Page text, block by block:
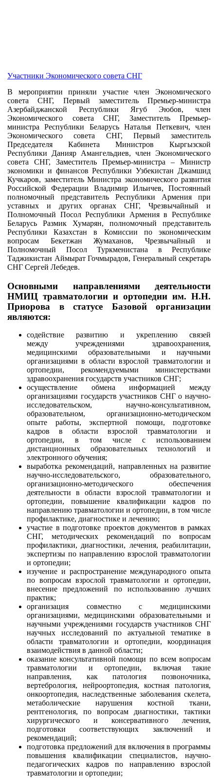
Участники Экономического совета СНГ
В мероприятии приняли участие член Экономического
совета СНГ, Первый заместитель Премьер-министра
Азербайджанской Республики Ягуб Эюбов, член
Экономического совета СНГ, Заместитель Премьер-
министра Республики Беларусь Наталья Петкевич, член
Экономического совета СНГ, Первый заместитель
Председателя Кабинета Министров Кыргызской
Республики Данияр Амангельдиев, член Экономического
совета СНГ, Заместитель Премьер-министра – Министр
экономики и финансов Республики Узбекистан Джамшид
Кучкаров, заместитель Министра экономического развития
Российской Федерации Владимир Ильичев, Постоянный
полномочный представитель Республики Армения при
уставных и других органах СНГ, Чрезвычайный и
Полномочный Посол Республики Армения в Республике
Беларусь Размик Хумарян, полномочный представитель
Республики Казахстан в Комиссии по экономическим
вопросам Бекетжан Жумаханов, Чрезвычайный и
Полномочный Посол Туркменистана в Республике
Таджикистан Аймырат Гочмырадов, Генеральный секретарь
СНГ Сергей Лебедев.
Основными направлениями деятельности
НМИЦ травматологии и ортопедии им. Н.Н.
Приорова в статусе Базовой организации
являются:
содействие развитию и укреплению связей
между учреждениями здравоохранения,
медицинскими образовательными и научными
организациями в области взрослой травматологии и
ортопедии, рекомендуемыми министерствами
здравоохранения государств участников СНГ;
осуществление обмена информацией между
организациями государств участников СНГ о научно-
исследовательском, научно-консультативном,
образовательном, организационно-методическом
опыте работы, экспертной помощи, подготовке
кадров в области взрослой травматологии и
ортопедии, в том числе с использованием
дистанционных образовательных технологий и
электронного обучения;
выработка рекомендаций, направленных на развитие
научно-исследовательского, образовательного,
организационно-методического обеспечения
деятельности в области взрослой травматологии и
ортопедии, повышение квалификации кадров по
направлению травматологии и ортопедии, в том числе
профилактике, диагностике и лечению;
участие в подготовке проектов документов в рамках
СНГ, методических рекомендаций по вопросам
профилактики, диагностики, лечения, реабилитации,
экспертизы по направлению взрослой травматологии
и ортопедии;
изучение и распространение международного опыта
по вопросам взрослой травматологии и ортопедии,
внесение предложений по использованию лучших
практик;
организация совместно с медицинскими
организациями, медицинскими образовательными и
научными учреждениями государств участников СНГ
научных исследований по актуальной тематике в
области травматологии и ортопедии, координация
взаимодействия в данной области;
оказание консультативной помощи по всем вопросам
травматологии и ортопедии, включая такие
направления, как патология позвоночника,
вертебрология, нейроортопедия, костная патология,
онкоортопедия, наследственные заболевания скелета,
метаболические нарушения костной ткани,
рентгенология, по вопросам диагностики, тактики
хирургического и консервативного лечения,
подготовки соответствующих заключений и
рекомендаций;
подготовка предложений для включения в программы
повышения квалификации специалистов, научно-
педагогических кадров по направлению взрослой
травматологии и ортопедии;